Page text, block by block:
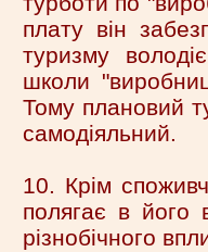
плату він
туризму
школи
Тому плановий
самодіяльний.
10. Крім
полягає в його
різнобічного